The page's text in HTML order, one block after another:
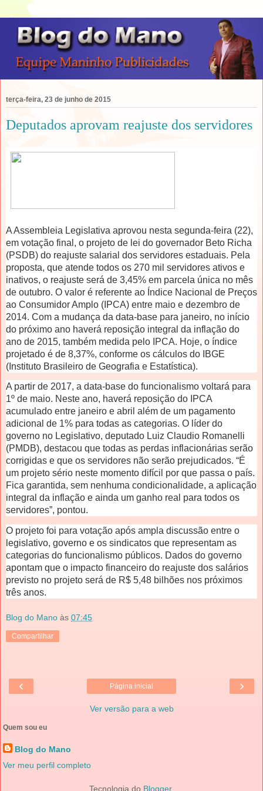
terça-feira, 23 de junho de 2015
Deputados aprovam reajuste dos servidores
A Assembleia Legislativa aprovou nesta segunda-feira (22),
em votação final, o projeto de lei do governador Beto Richa
(PSDB) do reajuste salarial dos servidores estaduais. Pela
proposta, que atende todos os 270 mil servidores ativos e
inativos, o reajuste será de 3,45% em parcela única no mês
de outubro. O valor é referente ao Índice Nacional de Preços
ao Consumidor Amplo (IPCA) entre maio e dezembro de
2014. Com a mudança da data-base para janeiro, no início
do próximo ano haverá reposição integral da inflação do
ano de 2015, também medida pelo IPCA. Hoje, o índice
projetado é de 8,37%, conforme os cálculos do IBGE
(Instituto Brasileiro de Geografia e Estatística).
A partir de 2017, a data-base do funcionalismo voltará para
1º de maio. Neste ano, haverá reposição do IPCA
acumulado entre janeiro e abril além de um pagamento
adicional de 1% para todas as categorias. O líder do
governo no Legislativo, deputado Luiz Claudio Romanelli
(PMDB), destacou que todas as perdas inflacionárias serão
corrigidas e que os servidores não serão prejudicados. “É
um projeto sério neste momento difícil por que passa o país.
Fica garantida, sem nenhuma condicionalidade, a aplicação
integral da inflação e ainda um ganho real para todos os
servidores”, pontou.
O projeto foi para votação após ampla discussão entre o
legislativo, governo e os sindicatos que representam as
categorias do funcionalismo públicos. Dados do governo
apontam que o impacto financeiro do reajuste dos salários
previsto no projeto será de R$ 5,48 bilhões nos próximos
três anos.
Blog do Mano às 07:45
Compartilhar
‹ ›
Página inicial
Ver versão para a web
Quem sou eu
Blog do Mano
Ver meu perfil completo
Tecnologia do Blogger.